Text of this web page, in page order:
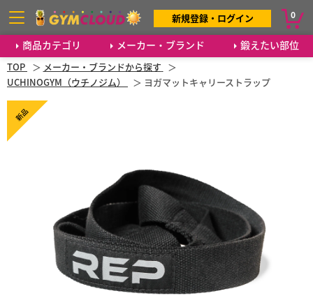
商品カテゴリ メーカー・ブランド 鍛えたい部位
新規登録・ログイン 0
TOP
メーカー・ブランドから探す
UCHINOGYM（ウチノジム）
ヨガマットキャリーストラップ
新品